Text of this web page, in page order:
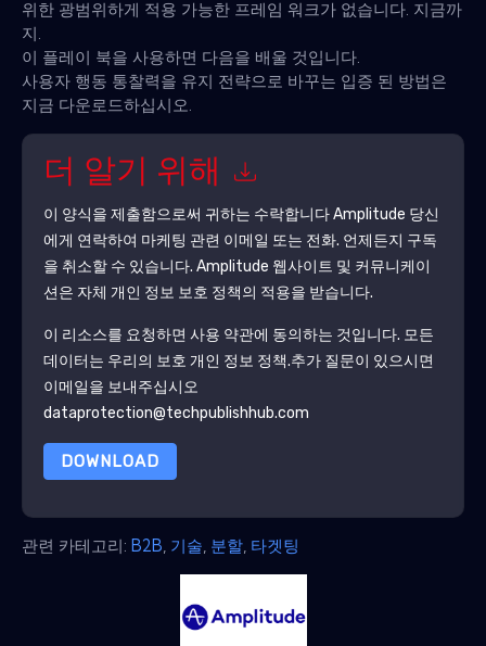
위한 광범위하게 적용 가능한 프레임 워크가 없습니다. 지금까
지.
이 플레이 북을 사용하면 다음을 배울 것입니다.
사용자 행동 통찰력을 유지 전략으로 바꾸는 입증 된 방법은
지금 다운로드하십시오.
더 알기 위해
이 양식을 제출함으로써 귀하는 수락합니다Amplitude 당신
에게 연락하여 마케팅 관련 이메일 또는 전화. 언제든지 구독
을 취소할 수 있습니다. Amplitude 웹사이트 및 커뮤니케이
션은 자체 개인 정보 보호 정책의 적용을 받습니다.
이 리소스를 요청하면 사용 약관에 동의하는 것입니다. 모든
데이터는 우리의 보호 개인 정보 정책.추가 질문이 있으시면
이메일을 보내주십시오
dataprotection@techpublishhub.com
DOWNLOAD
관련 카테고리: B2B 기술 분할 타겟팅